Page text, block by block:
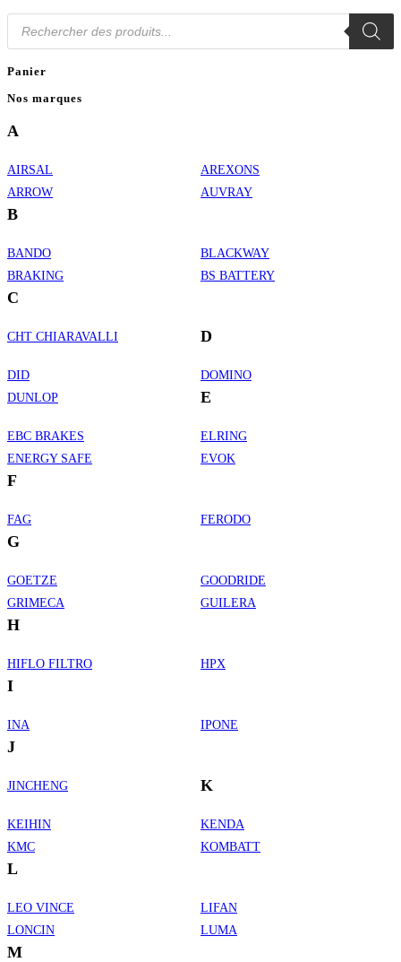
Recherche
Panier
Nos marques
A
AIRSAL
AREXONS
ARROW
AUVRAY
B
BANDO
BLACKWAY
BRAKING
BS BATTERY
C
CHT CHIARAVALLI D
DID
DOMINO
DUNLOP
E
EBC BRAKES
ELRING
ENERGY SAFE
EVOK
F
FAG FERODO
G
GOETZE
GOODRIDE
GRIMECA
GUILERA
H
HIFLO FILTRO HPX
I
INA IPONE
J
JINCHENG K
KEIHIN
KENDA
KMC
KOMBATT
L
LEO VINCE
LIFAN
LONCIN
LUMA
M